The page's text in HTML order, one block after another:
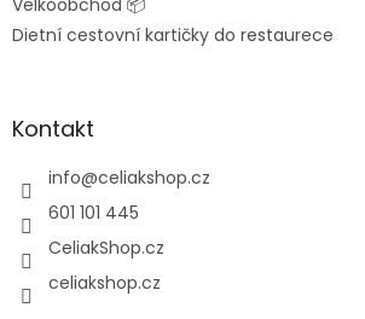
Velkoobchod 📦
Dietní cestovní kartičky do restaurece
Kontakt
info@celiakshop.cz
601 101 445
CeliakShop.cz
celiakshop.cz